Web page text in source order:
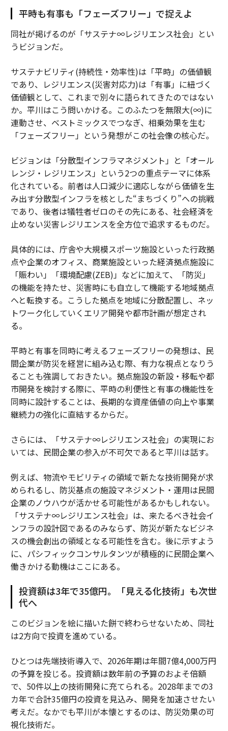
平時も有事も「フェーズフリー」で捉えよ
同社が掲げるのが「サステナ∞レジリエンス社会」とい
うビジョンだ。
サステナビリティ(持続性・効率性)は「平時」の価値観
であり、レジリエンス(災害対応力)は「有事」に紐づく
価値観として、これまで別々に語られてきたのではない
か。平川はこう問いかける。このふたつを無限大(∞)に
連動させ、ベストミックスでつなぎ、相乗効果を生む
「フェーズフリー」という発想がこの社会像の核心だ。
ビジョンは「分散型インフラマネジメント」と「オール
レンジ・レジリエンス」という2つの重点テーマに体系
化されている。前者は人口減少に適応しながら価値を生
み出す分散型インフラを核とした“まちづくり”への挑戦
であり、後者は犠牲者ゼロのその先にある、社会経済を
止めない災害レジリエンスを全方位で追求するものだ。
具体的には、庁舎や大規模スポーツ施設といった行政拠
点や企業のオフィス、商業施設といった経済拠点施設に
「賑わい」「環境配慮(ZEB)」などに加えて、「防災」
の機能を持たせ、災害時にも自立して機能する地域拠点
へと転換する。こうした拠点を地域に分散配置し、ネッ
トワーク化していくエリア開発や都市計画が想定され
る。
平時と有事を同時に考えるフェーズフリーの発想は、民
間企業が防災を経営に組み込む際、有力な視点となりう
ることも強調しておきたい。拠点施設の新設・移転や都
市開発を検討する際に、平時の利便性と有事の機能性を
同時に設計することは、長期的な資産価値の向上や事業
継続力の強化に直結するからだ。
さらには、「サステナ∞レジリエンス社会」の実現にお
いては、民間企業の参入が不可欠であると平川は話す。
例えば、物流やモビリティの領域で新たな技術開発が求
められるし、防災基点の施設マネジメント・運用は民間
企業のノウハウが活かせる可能性があるかもしれない。
「サステナ∞レジリエンス社会」は、来たるべき社会イ
ンフラの設計図であるのみならず、防災が新たなビジネ
スの機会創出の領域となる可能性を含む。後に示すよう
に、パシフィックコンサルタンツが積極的に民間企業へ
働きかける動機はここにある。
投資額は3年で35億円。「見える化技術」も次世
代へ
このビジョンを絵に描いた餅で終わらせないため、同社
は2方向で投資を進めている。
ひとつは先端技術導入で、2026年期は年間7億4,000万円
の予算を投じる。投資額は数年前の予算のおよそ倍額
で、50件以上の技術開発に充てられる。2028年までの3
カ年で合計35億円の投資を見込み、開発を加速させたい
考えだ。なかでも平川が本懐とするのは、防災効果の可
視化技術だ。